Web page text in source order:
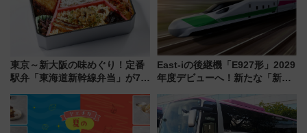
東京～新大阪の味めぐり！定番
駅弁「東海道新幹線弁当」が7月
East-iの後継機「E927形」2029
年度デビューへ！新たな「新幹
説【JR東日本】